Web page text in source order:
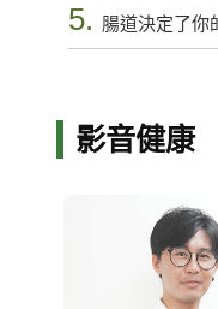
5. 腸道決定了你
影音健康